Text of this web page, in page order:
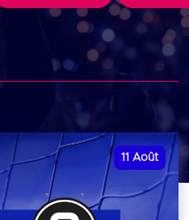
11 Août